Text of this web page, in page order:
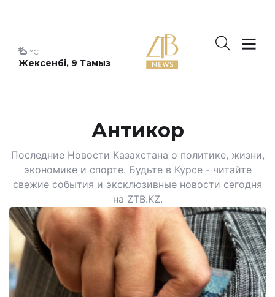
Жексенбі, 9 Тамыз
°C
Антикор
Последние Новости Казахстана о политике, жизни,
экономике и спорте. Будьте в Курсе - читайте
свежие события и эксклюзивные новости сегодня
на ZTB.KZ.